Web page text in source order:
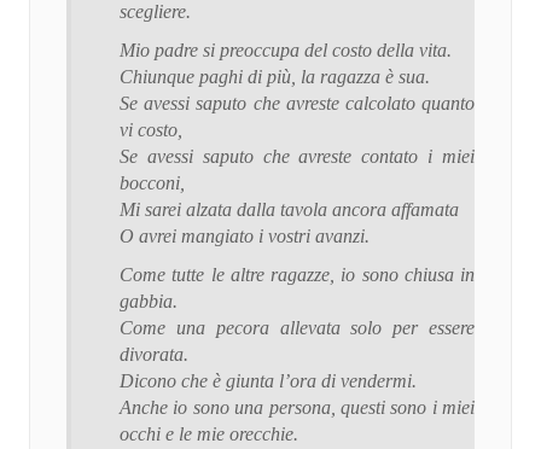
scegliere.
Mio padre si preoccupa del costo della vita.
Chiunque paghi di più, la ragazza è sua.
Se avessi saputo che avreste calcolato quanto
vi costo,
Se avessi saputo che avreste contato i miei
bocconi,
Mi sarei alzata dalla tavola ancora affamata
O avrei mangiato i vostri avanzi.
Come tutte le altre ragazze, io sono chiusa in
gabbia.
Come una pecora allevata solo per essere
divorata.
Dicono che è giunta l’ora di vendermi.
Anche io sono una persona, questi sono i miei
occhi e le mie orecchie.